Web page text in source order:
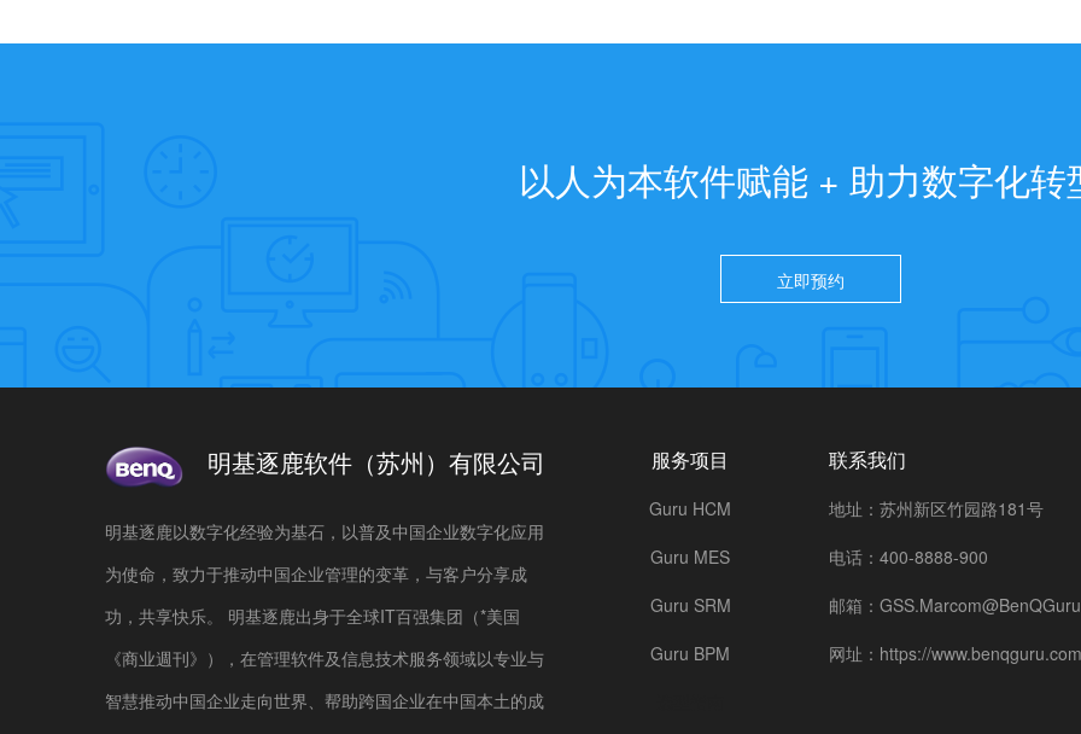
以人为本软件赋能 + 助力数字化转
立即预约
明基逐鹿软件（苏州）有限公司
明基逐鹿以数字化经验为基石，以普及中国企业数字化应用
为使命，致力于推动中国企业管理的变革，与客户分享成
功，共享快乐。 明基逐鹿出身于全球IT百强集团（*美国
《商业週刊》），在管理软件及信息技术服务领域以专业与
智慧推动中国企业走向世界、帮助跨国企业在中国本土的成
服务项目
Guru HCM
Guru MES
Guru SRM
Guru BPM
联系我们
地址：苏州新区竹园路181号
电话：400-8888-900
邮箱：
网址：https://